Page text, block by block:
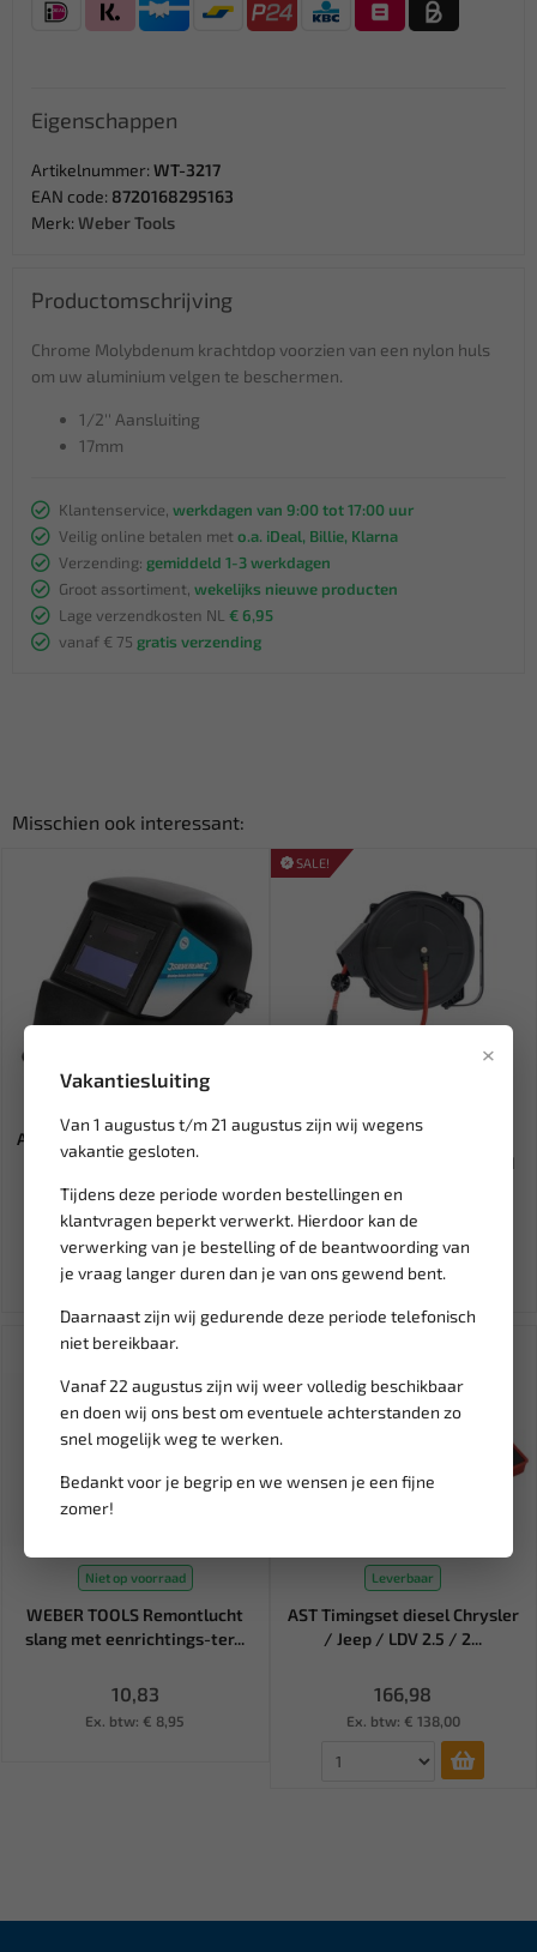
×
Vakantiesluiting
Van 1 augustus t/m 21 augustus zijn wij wegens
vakantie gesloten.
Tijdens deze periode worden bestellingen en
klantvragen beperkt verwerkt. Hierdoor kan de
verwerking van je bestelling of de beantwoording van
je vraag langer duren dan je van ons gewend bent.
Daarnaast zijn wij gedurende deze periode telefonisch
niet bereikbaar.
Vanaf 22 augustus zijn wij weer volledig beschikbaar
en doen wij ons best om eventuele achterstanden zo
snel mogelijk weg te werken.
Bedankt voor je begrip en we wensen je een fijne
zomer!
Eigenschappen
Artikelnummer: WT-3217
EAN code: 8720168295163
Merk: Weber Tools
Productomschrijving
Chrome Molybdenum krachtdop voorzien van een nylon huls
om uw aluminium velgen te beschermen.
1/2'' Aansluiting
17mm
Klantenservice, werkdagen van 9:00 tot 17:00 uur
Veilig online betalen met o.a. iDeal, Billie, Klarna
Verzending: gemiddeld 1-3 werkdagen
Groot assortiment, wekelijks nieuwe producten
Lage verzendkosten NL € 6,95
vanaf € 75 gratis verzending
Misschien ook interessant:
Automatische laskap Geschikt
voor MIG, TIG en boog...
38,95
Ex. btw: € 32,19
SALE!
FORCE Automatische
luchthaspel 15 meter 9U0201
165,18
Ex. btw: € 136,51
Niet op voorraad
WEBER TOOLS Remontlucht
slang met eenrichtings-ter...
10,83
Ex. btw: € 8,95
Leverbaar
AST Timingset diesel Chrysler
/ Jeep / LDV 2.5 / 2...
166,98
Ex. btw: € 138,00